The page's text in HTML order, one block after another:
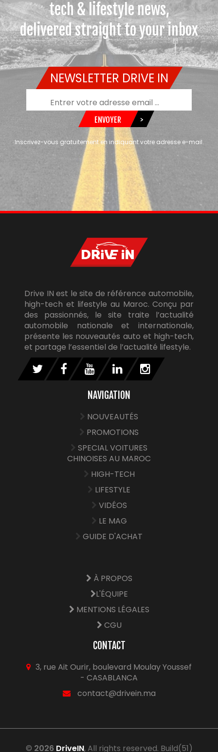
tech & lifestyle news,
delivered straight to your inbox
NEWSLETTER DRIVE IN
ENVOYER >
Inscrivez-vous gratuitement en indiquant votre adresse e-mail.
Drive IN est le site de référence automobile,
high-tech et lifestyle au Maroc. Conçu par
des passionnés, le site traite l’actualité
automobile nationale et internationale,
présente les nouveautés auto et high-tech,
et partage l’essentiel de l’actualité lifestyle.
NAVIGATION
NOUVEAUTÉS
PROMOTIONS
SPECIAL VOITURES
CHINOISES AU MAROC
HIGH-TECH
LIFESTYLE
VIDÉOS
LE MAG
GUIDE D'ACHAT
À PROPOS
L'ÉQUIPE
MENTIONS LÉGALES
CGU
CONTACT
3, rue Ait Ourir, boulevard Moulay Youssef
- CASABLANCA
contact@drivein.ma
© 2026 DriveIN, All rights reserved. Build(51)